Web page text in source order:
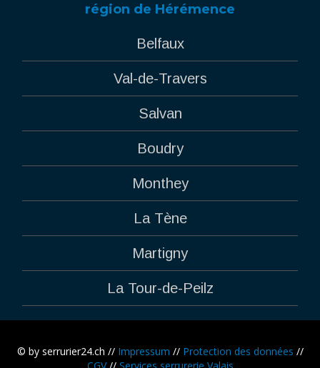
région de Hérémence
Belfaux
Val-de-Travers
Salvan
Boudry
Monthey
La Tène
Martigny
La Tour-de-Peilz
© by serrurier24.ch // Impressum // Protection des données //